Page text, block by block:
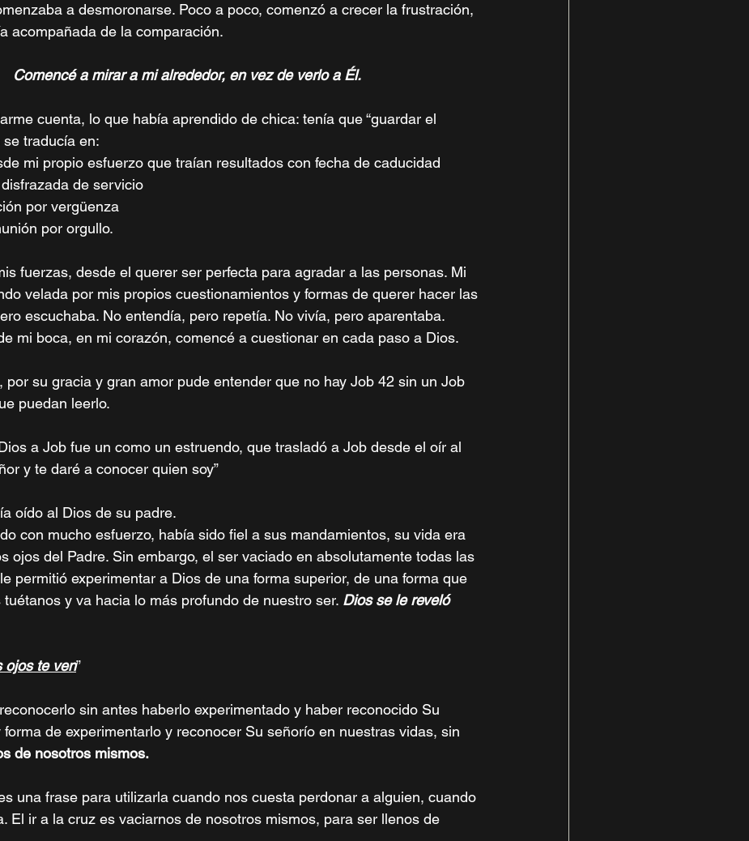
a desmoronarse. Poco a poco, comenzó a crecer la frustración,
acompañada de la comparación.
Comencé a mirar a mi alrededor, en vez de verlo a Él.
cuenta, lo que había aprendido de chica: tenía que “guardar el
se traducía en:
mi propio esfuerzo que traían resultados con fecha de caducidad
de servicio
por vergüenza
por orgullo.
fuerzas, desde el querer ser perfecta para agradar a las personas. Mi
velada por mis propios cuestionamientos y formas de querer hacer las
escuchaba. No entendía, pero repetía. No vivía, pero aparentaba.
mi boca, en mi corazón, comencé a cuestionar en cada paso a Dios.
por su gracia y gran amor pude entender que no hay Job 42 sin un Job
puedan leerlo.
a Job fue un como un estruendo, que trasladó a Job desde el oír al
y te daré a conocer quien soy”
oído al Dios de su padre.
con mucho esfuerzo, había sido fiel a sus mandamientos, su vida era
ojos del Padre. Sin embargo, el ser vaciado en absolutamente todas las
permitió experimentar a Dios de una forma superior, de una forma que
y va hacia lo más profundo de nuestro ser. Dios se le reveló
ojos te ven”
sin antes haberlo experimentado y haber reconocido Su
forma de experimentarlo y reconocer Su señorío en nuestras vidas, sin
de nosotros mismos.
una frase para utilizarla cuando nos cuesta perdonar a alguien, cuando
El ir a la cruz es vaciarnos de nosotros mismos, para ser llenos de